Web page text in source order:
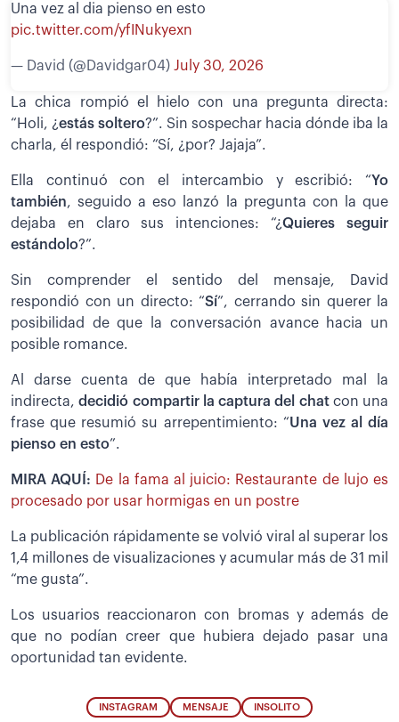
Una vez al dia pienso en esto
pic.twitter.com/yfINukyexn
— David (@Davidgar04) July 30, 2026
La chica rompió el hielo con una pregunta directa:
“Holi, ¿estás soltero?”. Sin sospechar hacia dónde iba la
charla, él respondió: “Sí, ¿por? Jajaja”.
Ella continuó con el intercambio y escribió: “Yo
también, seguido a eso lanzó la pregunta con la que
dejaba en claro sus intenciones: “¿Quieres seguir
estándolo?”.
Sin comprender el sentido del mensaje, David
respondió con un directo: “Sí”, cerrando sin querer la
posibilidad de que la conversación avance hacia un
posible romance.
Al darse cuenta de que había interpretado mal la
indirecta, decidió compartir la captura del chat con una
frase que resumió su arrepentimiento: “Una vez al día
pienso en esto”.
MIRA AQUÍ: De la fama al juicio: Restaurante de lujo es
procesado por usar hormigas en un postre
La publicación rápidamente se volvió viral al superar los
1,4 millones de visualizaciones y acumular más de 31 mil
“me gusta”.
Los usuarios reaccionaron con bromas y además de
que no podían creer que hubiera dejado pasar una
oportunidad tan evidente.
INSTAGRAM MENSAJE INSOLITO